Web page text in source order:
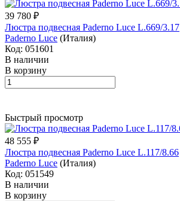
39 780 ₽
Люстра подвесная Paderno Luce L.669/3.17
Paderno Luce (Италия)
Код: 051601
В наличии
В корзину
Быстрый просмотр
48 555 ₽
Люстра подвесная Paderno Luce L.117/8.66
Paderno Luce (Италия)
Код: 051549
В наличии
В корзину